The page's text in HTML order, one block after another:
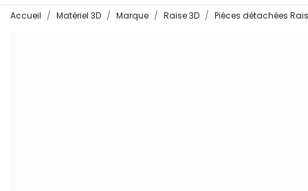
Accueil Matériel 3D Marque Raise 3D Pièces détachées